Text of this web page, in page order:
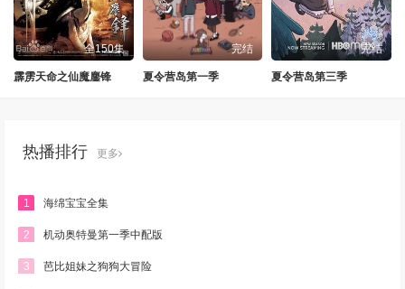
全150集
霹雳天命之仙魔鏖锋
完结
夏令营岛第一季
完结
夏令营岛第三季
热播排行 更多
1 海绵宝宝全集
2 机动奥特曼第一季中配版
3 芭比姐妹之狗狗大冒险